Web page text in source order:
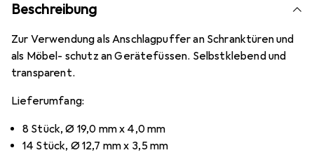
Beschreibung
Zur Verwendung als Anschlagpuffer an Schranktüren und
als Möbel- schutz an Gerätefüssen. Selbstklebend und
transparent.
Lieferumfang:
8 Stück, Ø 19,0 mm x 4,0 mm
14 Stück, Ø 12,7 mm x 3,5 mm